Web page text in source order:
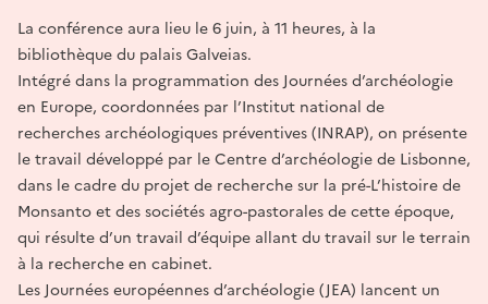
La conférence aura lieu le 6 juin, à 11 heures, à la
bibliothèque du palais Galveias.
Intégré dans la programmation des Journées d’archéologie
en Europe, coordonnées par l’Institut national de
recherches archéologiques préventives (INRAP), on présente
le travail développé par le Centre d’archéologie de Lisbonne,
dans le cadre du projet de recherche sur la pré-L’histoire de
Monsanto et des sociétés agro-pastorales de cette époque,
qui résulte d’un travail d’équipe allant du travail sur le terrain
à la recherche en cabinet.
Les Journées européennes d’archéologie (JEA) lancent un